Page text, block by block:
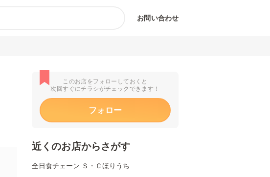
お問い合わせ
このお店をフォローしておくと
次回すぐにチラシがチェックできます！
フォロー
近くのお店からさがす
全日食チェーン Ｓ・Ｃほりうち